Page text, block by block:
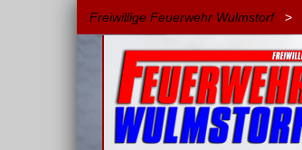
Freiwillige Feuerwehr Wulmstorf>